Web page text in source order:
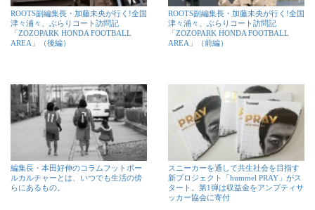
ROOTS副編集長・加藤未央が行く!全国
津々浦々、ぶらりコート訪問記
「ZOZOPARK HONDA FOOTBALL
AREA」（後編）
ROOTS副編集長・加藤未央が行く!全国
津々浦々、ぶらりコート訪問記
「ZOZOPARK HONDA FOOTBALL
AREA」（前編）
編集長・本田好伸のコラムフットボー
ルカルチャーとは、いつでも生活の傍
らにあるもの。
スニーカーを通して共生社会を目指す
新プロジェクト「hummel PRAY」がス
タート。第1弾は収益金をアンプティサ
ッカー協会に寄付